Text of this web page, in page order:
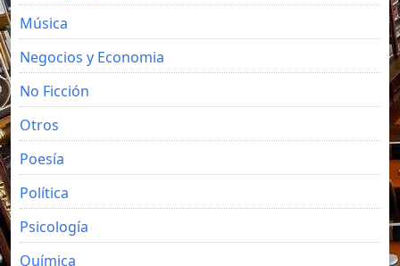
Música
Negocios y Economia
No Ficción
Otros
Poesía
Política
Psicología
Química